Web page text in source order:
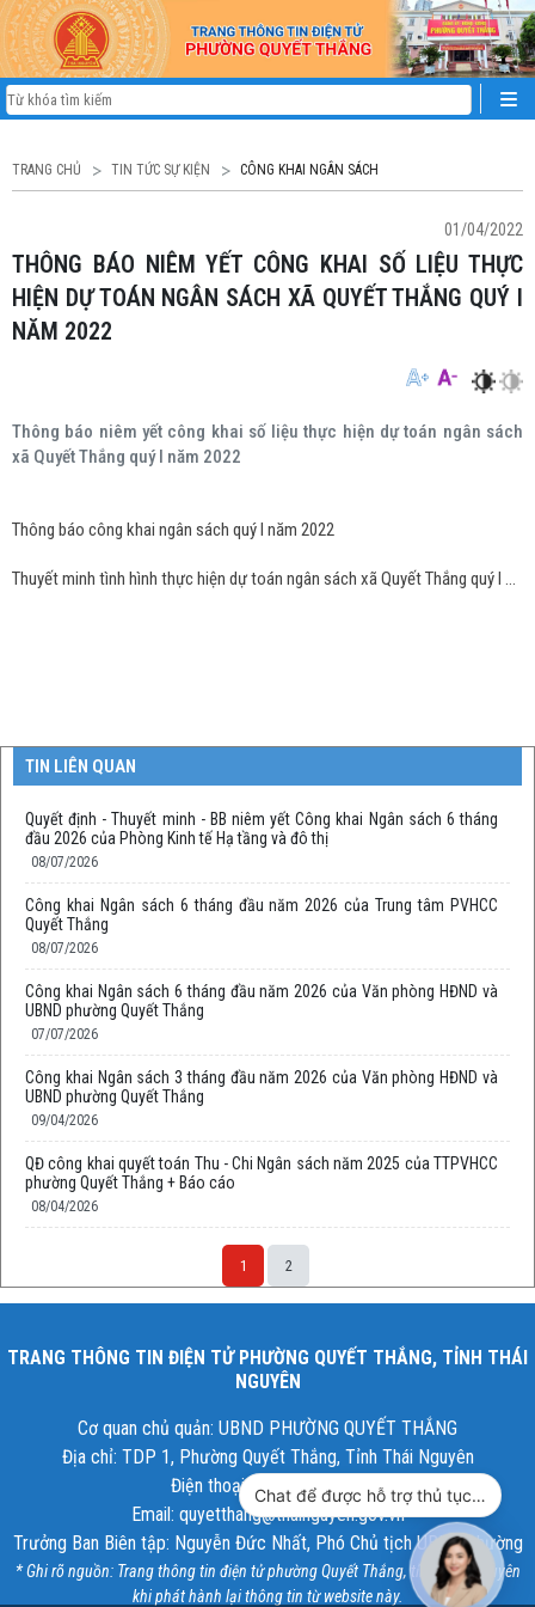
TRANG CHỦ TIN TỨC SỰ KIỆN CÔNG KHAI NGÂN SÁCH
01/04/2022
THÔNG BÁO NIÊM YẾT CÔNG KHAI SỐ LIỆU THỰC
HIỆN DỰ TOÁN NGÂN SÁCH XÃ QUYẾT THẮNG QUÝ I
NĂM 2022
Thông báo niêm yết công khai số liệu thực hiện dự toán ngân sách
xã Quyết Thắng quý I năm 2022
Thông báo công khai ngân sách quý I năm 2022
Thuyết minh tình hình thực hiện dự toán ngân sách xã Quyết Thắng quý I năm 2022
TIN LIÊN QUAN
Quyết định - Thuyết minh - BB niêm yết Công khai Ngân sách 6 tháng
đầu 2026 của Phòng Kinh tế Hạ tầng và đô thị
08/07/2026
Công khai Ngân sách 6 tháng đầu năm 2026 của Trung tâm PVHCC
Quyết Thắng
08/07/2026
Công khai Ngân sách 6 tháng đầu năm 2026 của Văn phòng HĐND và
UBND phường Quyết Thắng
07/07/2026
Công khai Ngân sách 3 tháng đầu năm 2026 của Văn phòng HĐND và
UBND phường Quyết Thắng
09/04/2026
QĐ công khai quyết toán Thu - Chi Ngân sách năm 2025 của TTPVHCC
phường Quyết Thắng + Báo cáo
08/04/2026
1 2
TRANG THÔNG TIN ĐIỆN TỬ PHƯỜNG QUYẾT THẮNG, TỈNH THÁI
NGUYÊN
Cơ quan chủ quản: UBND PHƯỜNG QUYẾT THẮNG
Địa chỉ: TDP 1, Phường Quyết Thắng, Tỉnh Thái Nguyên
Điện thoại: 02083.546.007
Email: quyetthang@thainguyen.gov.vn
Trưởng Ban Biên tập: Nguyễn Đức Nhất, Phó Chủ tịch UBND phường
* Ghi rõ nguồn: Trang thông tin điện tử phường Quyết Thắng, tỉnh Thái Nguyên
khi phát hành lại thông tin từ website này.
Chat để được hỗ trợ thủ tục hành chính công